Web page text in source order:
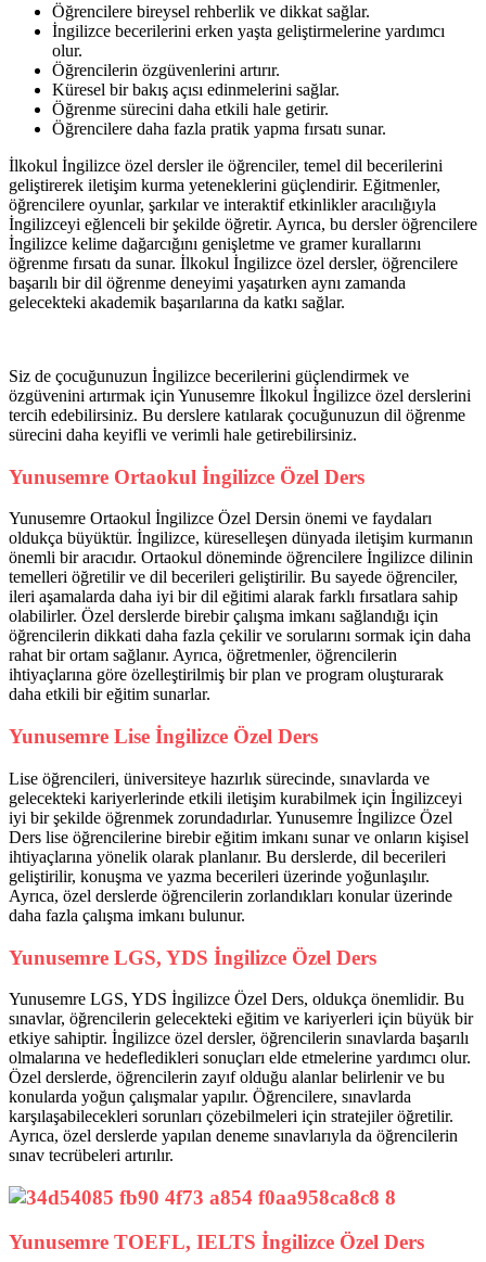
Öğrencilere bireysel rehberlik ve dikkat sağlar.
İngilizce becerilerini erken yaşta geliştirmelerine yardımcı
olur.
Öğrencilerin özgüvenlerini artırır.
Küresel bir bakış açısı edinmelerini sağlar.
Öğrenme sürecini daha etkili hale getirir.
Öğrencilere daha fazla pratik yapma fırsatı sunar.
İlkokul İngilizce özel dersler ile öğrenciler, temel dil becerilerini
geliştirerek iletişim kurma yeteneklerini güçlendirir. Eğitmenler,
öğrencilere oyunlar, şarkılar ve interaktif etkinlikler aracılığıyla
İngilizceyi eğlenceli bir şekilde öğretir. Ayrıca, bu dersler öğrencilere
İngilizce kelime dağarcığını genişletme ve gramer kurallarını
öğrenme fırsatı da sunar. İlkokul İngilizce özel dersler, öğrencilere
başarılı bir dil öğrenme deneyimi yaşatırken aynı zamanda
gelecekteki akademik başarılarına da katkı sağlar.
Siz de çocuğunuzun İngilizce becerilerini güçlendirmek ve
özgüvenini artırmak için Yunusemre İlkokul İngilizce özel derslerini
tercih edebilirsiniz. Bu derslere katılarak çocuğunuzun dil öğrenme
sürecini daha keyifli ve verimli hale getirebilirsiniz.
Yunusemre Ortaokul İngilizce Özel Ders
Yunusemre Ortaokul İngilizce Özel Dersin önemi ve faydaları
oldukça büyüktür. İngilizce, küreselleşen dünyada iletişim kurmanın
önemli bir aracıdır. Ortaokul döneminde öğrencilere İngilizce dilinin
temelleri öğretilir ve dil becerileri geliştirilir. Bu sayede öğrenciler,
ileri aşamalarda daha iyi bir dil eğitimi alarak farklı fırsatlara sahip
olabilirler. Özel derslerde birebir çalışma imkanı sağlandığı için
öğrencilerin dikkati daha fazla çekilir ve sorularını sormak için daha
rahat bir ortam sağlanır. Ayrıca, öğretmenler, öğrencilerin
ihtiyaçlarına göre özelleştirilmiş bir plan ve program oluşturarak
daha etkili bir eğitim sunarlar.
Yunusemre Lise İngilizce Özel Ders
Lise öğrencileri, üniversiteye hazırlık sürecinde, sınavlarda ve
gelecekteki kariyerlerinde etkili iletişim kurabilmek için İngilizceyi
iyi bir şekilde öğrenmek zorundadırlar. Yunusemre İngilizce Özel
Ders lise öğrencilerine birebir eğitim imkanı sunar ve onların kişisel
ihtiyaçlarına yönelik olarak planlanır. Bu derslerde, dil becerileri
geliştirilir, konuşma ve yazma becerileri üzerinde yoğunlaşılır.
Ayrıca, özel derslerde öğrencilerin zorlandıkları konular üzerinde
daha fazla çalışma imkanı bulunur.
Yunusemre LGS, YDS İngilizce Özel Ders
Yunusemre LGS, YDS İngilizce Özel Ders, oldukça önemlidir. Bu
sınavlar, öğrencilerin gelecekteki eğitim ve kariyerleri için büyük bir
etkiye sahiptir. İngilizce özel dersler, öğrencilerin sınavlarda başarılı
olmalarına ve hedefledikleri sonuçları elde etmelerine yardımcı olur.
Özel derslerde, öğrencilerin zayıf olduğu alanlar belirlenir ve bu
konularda yoğun çalışmalar yapılır. Öğrencilere, sınavlarda
karşılaşabilecekleri sorunları çözebilmeleri için stratejiler öğretilir.
Ayrıca, özel derslerde yapılan deneme sınavlarıyla da öğrencilerin
sınav tecrübeleri artırılır.
Yunusemre TOEFL, IELTS İngilizce Özel Ders